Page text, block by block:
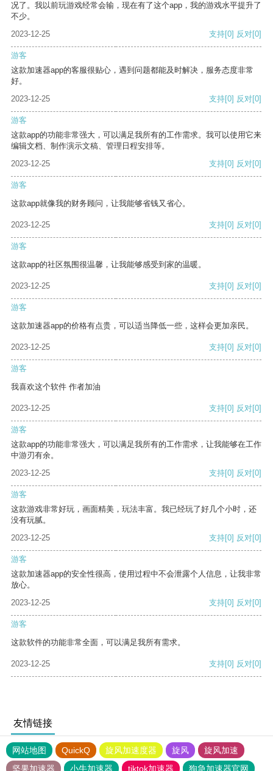
况了。我以前玩游戏经常会输，现在有了这个app，我的游戏水平提升了
不少。
2023-12-25
支持[0] 反对[0]
游客
这款加速器app的客服很贴心，遇到问题都能及时解决，服务态度非常
好。
2023-12-25
支持[0] 反对[0]
游客
这款app的功能非常强大，可以满足我所有的工作需求。我可以使用它来
编辑文档、制作演示文稿、管理日程安排等。
2023-12-25
支持[0] 反对[0]
游客
这款app就像我的财务顾问，让我能够省钱又省心。
2023-12-25 支持[0] 反对[0]
游客
这款app的社区氛围很温馨，让我能够感受到家的温暖。
2023-12-25 支持[0] 反对[0]
游客
这款加速器app的价格有点贵，可以适当降低一些，这样会更加亲民。
2023-12-25 支持[0] 反对[0]
游客
我喜欢这个软件 作者加油
2023-12-25 支持[0] 反对[0]
游客
这款app的功能非常强大，可以满足我所有的工作需求，让我能够在工作
中游刃有余。
2023-12-25
支持[0] 反对[0]
游客
这款游戏非常好玩，画面精美，玩法丰富。我已经玩了好几个小时，还
没有玩腻。
2023-12-25
支持[0] 反对[0]
游客
这款加速器app的安全性很高，使用过程中不会泄露个人信息，让我非常
放心。
2023-12-25
支持[0] 反对[0]
游客
这款软件的功能非常全面，可以满足我所有需求。
2023-12-25 支持[0] 反对[0]
友情链接
网站地图 QuickQ 旋风加速度器 旋风
旋风加速
坚果加速器
小牛加速器 tiktok加速器 狗急加速器官网